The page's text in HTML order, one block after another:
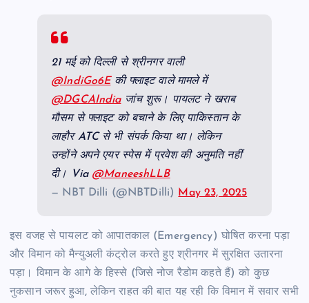
21 मई को दिल्ली से श्रीनगर वाली
@IndiGo6Eकी फ्लाइट वाले मामले में
@DGCAIndiaजांच शुरू। पायलट ने खराब
मौसम से फ्लाइट को बचाने के लिए पाकिस्तान के
लाहौर ATC से भी संपर्क किया था। लेकिन
उन्होंने अपने एयर स्पेस में प्रवेश की अनुमति नहीं
दी। Via @ManeeshLLB
— NBT Dilli (@NBTDilli)
May 23, 2025
इस वजह से पायलट को आपातकाल (Emergency) घोषित करना पड़ा
और विमान को मैन्युअली कंट्रोल करते हुए श्रीनगर में सुरक्षित उतारना
पड़ा। विमान के आगे के हिस्से (जिसे नोज रैडोम कहते हैं) को कुछ
नुकसान जरूर हुआ, लेकिन राहत की बात यह रही कि विमान में सवार सभी